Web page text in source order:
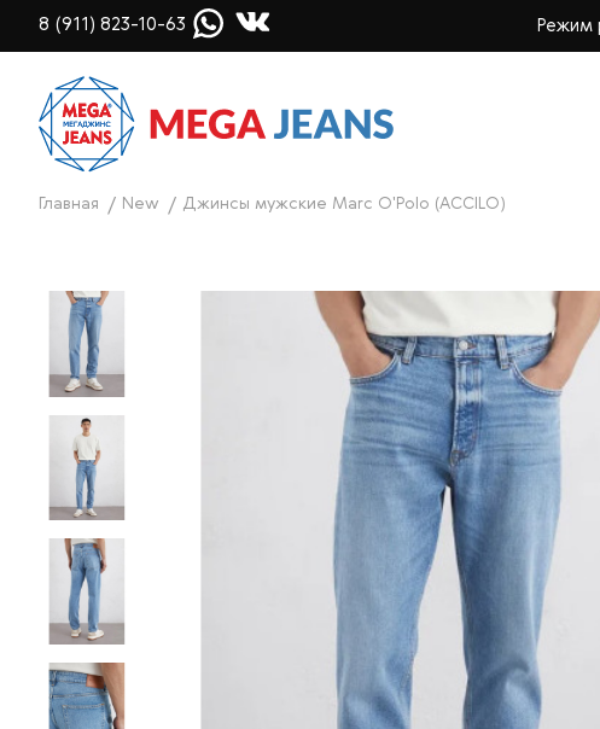
8 (911) 823-10-63 Режим
Главная New Джинсы мужские Marc O'Polo (ACCILO)